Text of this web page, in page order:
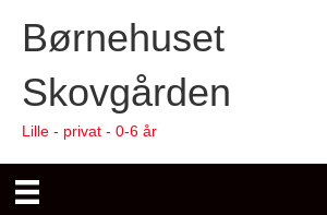
Børnehuset
Skovgården
Lille - privat - 0-6 år